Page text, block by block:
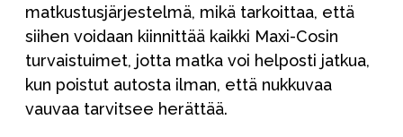
matkustusjärjestelmä, mikä tarkoittaa, että
siihen voidaan kiinnittää kaikki Maxi-Cosin
turvaistuimet, jotta matka voi helposti jatkua,
kun poistut autosta ilman, että nukkuvaa
vauvaa tarvitsee herättää.